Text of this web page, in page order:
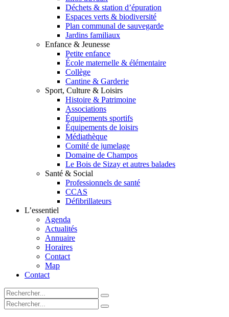
Déchets & station d’épuration
Espaces verts & biodiversité
Plan communal de sauvegarde
Jardins familiaux
Enfance & Jeunesse
Petite enfance
École maternelle & élémentaire
Collège
Cantine & Garderie
Sport, Culture & Loisirs
Histoire & Patrimoine
Associations
Équipements sportifs
Équipements de loisirs
Médiathèque
Comité de jumelage
Domaine de Champos
Le Bois de Sizay et autres balades
Santé & Social
Professionnels de santé
CCAS
Défibrillateurs
L’essentiel
Agenda
Actualités
Annuaire
Horaires
Contact
Map
Contact